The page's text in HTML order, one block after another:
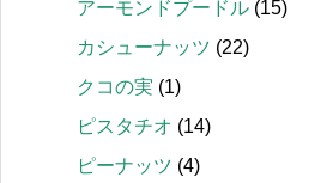
アーモンドプードル (15)
カシューナッツ (22)
クコの実 (1)
ピスタチオ (14)
ピーナッツ (4)